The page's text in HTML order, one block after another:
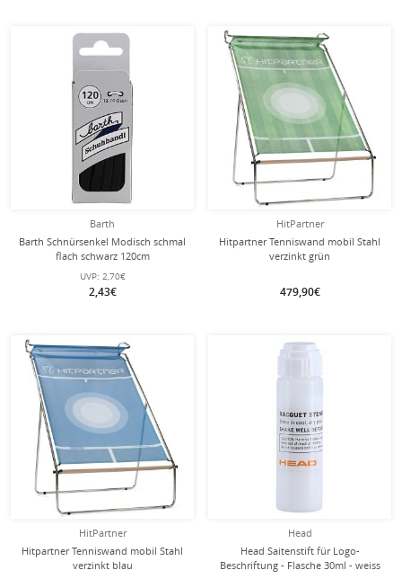
Barth
Barth Schnürsenkel Modisch schmal
flach schwarz 120cm
UVP: 2,70€
2,43€
HitPartner
Hitpartner Tenniswand mobil Stahl
verzinkt grün
479,90€
HitPartner
Hitpartner Tenniswand mobil Stahl
verzinkt blau
Head
Head Saitenstift für Logo-
Beschriftung - Flasche 30ml - weiss